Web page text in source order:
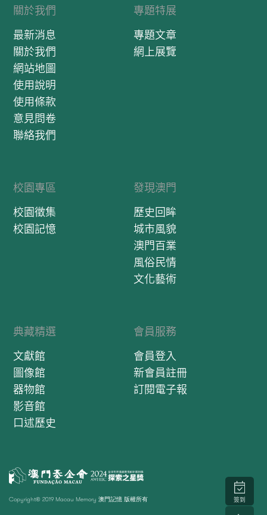
關於我們
最新消息
關於我們
網站地圖
使用說明
使用條款
意見問卷
聯絡我們
專題特展
專題文章
網上展覽
校園專區
校園徵集
校園記憶
發現澳門
歷史回眸
城市風貌
澳門百業
風俗民情
文化藝術
典藏精選
文獻館
圖像館
器物館
影音館
口述歷史
會員服務
會員登入
新會員註冊
訂閱電子報
Copyright© 2019 Macau Memory 澳門記憶 版權所有 簽到